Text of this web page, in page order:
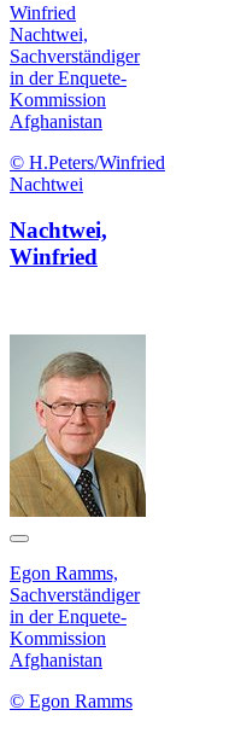
Winfried
Nachtwei,
Sachverständiger
in der Enquete-
Kommission
Afghanistan
© H.Peters/Winfried
Nachtwei
Nachtwei,
Winfried
Egon Ramms,
Sachverständiger
in der Enquete-
Kommission
Afghanistan
© Egon Ramms